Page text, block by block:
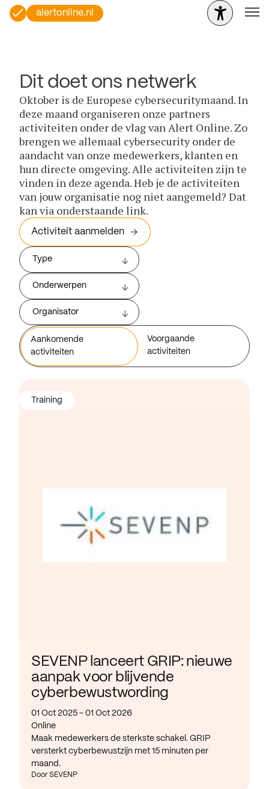
alertonline.nl
Dit doet ons netwerk
Oktober is de Europese cybersecuritymaand. In
deze maand organiseren onze partners
activiteiten onder de vlag van Alert Online. Zo
brengen we allemaal cybersecurity onder de
aandacht van onze medewerkers, klanten en
hun directe omgeving. Alle activiteiten zijn te
vinden in deze agenda. Heb je de activiteiten
van jouw organisatie nog niet aangemeld? Dat
kan via onderstaande link.
Activiteit aanmelden
Type
Onderwerpen
Organisator
Aankomende
activiteiten
Voorgaande
activiteiten
SEVENP lanceert GRIP: nieuwe
aanpak voor blijvende
cyberbewustwording
01 Oct 2025 - 01 Oct 2026
Online
Maak medewerkers de sterkste schakel. GRIP
versterkt cyberbewustzijn met 15 minuten per
maand.
Door SEVENP
Training